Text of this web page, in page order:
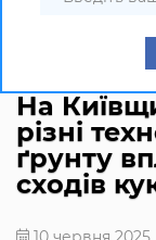
На
різні
ґрунту
сходів